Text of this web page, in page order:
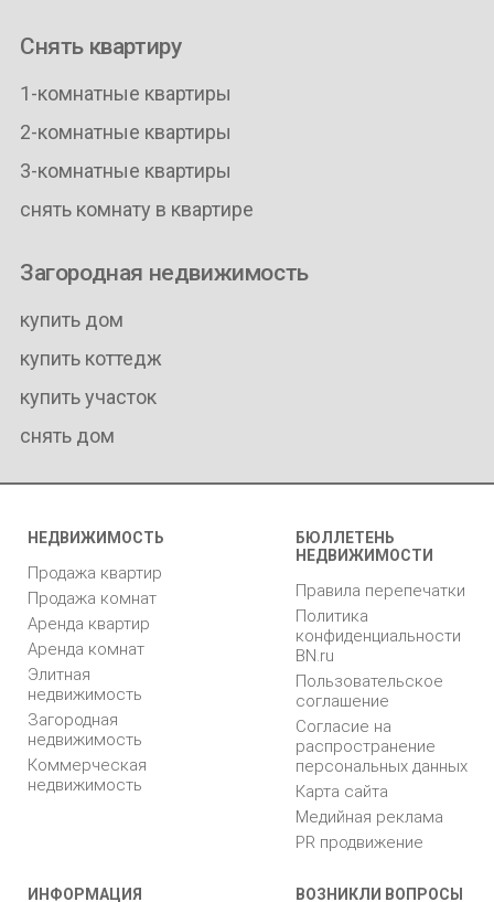
Снять квартиру
1-комнатные квартиры
2-комнатные квартиры
3-комнатные квартиры
снять комнату в квартире
Загородная недвижимость
купить дом
купить коттедж
купить участок
снять дом
НЕДВИЖИМОСТЬ
Продажа квартир
Продажа комнат
Аренда квартир
Аренда комнат
Элитная
недвижимость
Загородная
недвижимость
Коммерческая
недвижимость
БЮЛЛЕТЕНЬ
НЕДВИЖИМОСТИ
Правила перепечатки
Политика
конфиденциальности
BN.ru
Пользовательское
соглашение
Согласие на
распространение
персональных данных
Карта сайта
Медийная реклама
PR продвижение
ИНФОРМАЦИЯ ВОЗНИКЛИ ВОПРОСЫ